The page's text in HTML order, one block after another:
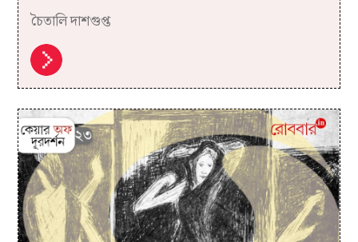
চৈতালি দাশগুপ্ত